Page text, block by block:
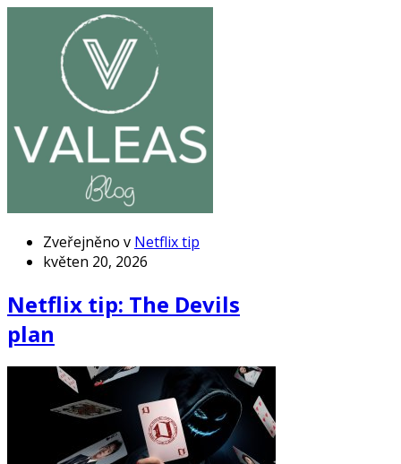
Zveřejněno v Netflix tip
květen 20, 2026
Netflix tip: The Devils
plan